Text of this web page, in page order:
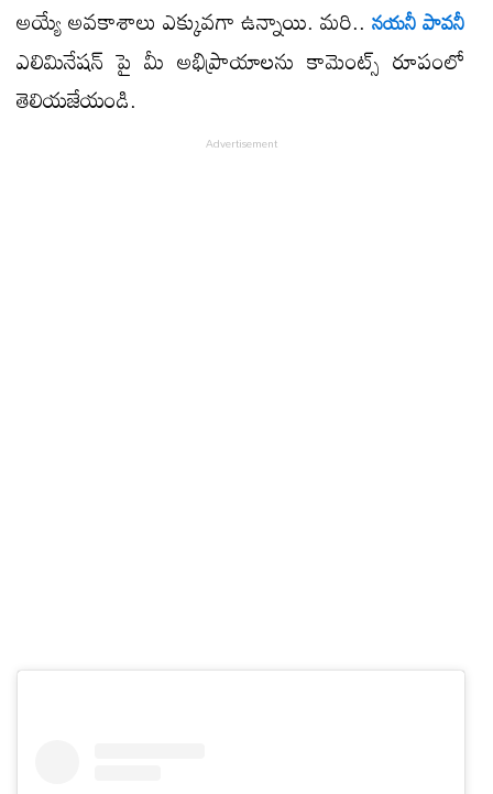
అయ్యే అవకాశాలు ఎక్కువగా ఉన్నాయి. మరి.. నయనీ పావనీ
ఎలిమినేషన్ పై మీ అభిప్రాయాలను కామెంట్స్ రూపంలో
తెలియజేయండి.